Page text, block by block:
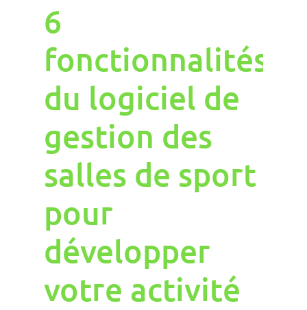
6
fonctionnalités
du logiciel de
gestion des
salles de sport
pour
développer
votre activité